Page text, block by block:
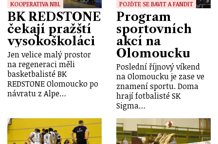
KOOPERATIVA NBL
BK REDSTONE
čekají pražští
vysokoškoláci
Jen velice malý prostor
na regeneraci měli
basketbalisté BK
REDSTONE Olomoucko po
návratu z Alpe…
POJĎTE SE BAVIT A FANDIT
Program
sportovních
akcí na
Olomoucku
Poslední říjnový víkend
na Olomoucku je zase ve
znamení sportu. Doma
hrají fotbalisté SK
Sigma…